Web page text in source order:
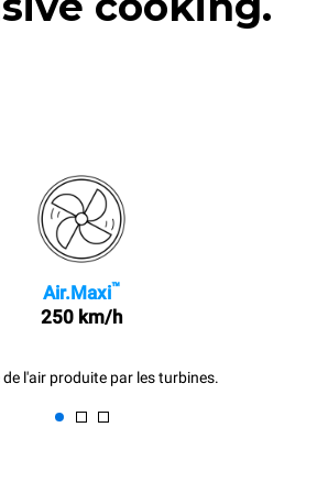
Air.Maxi™
250 km/h
de l'air produite par les turbines.